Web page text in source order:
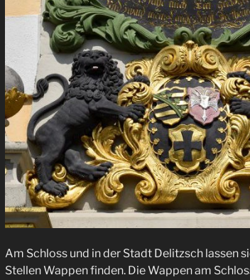
Am Schloss und in der Stadt Delitzsch lassen
Stellen Wappen finden. Die Wappen am